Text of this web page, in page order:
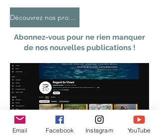
Découvrez nos productions sur Youtube
Abonnez-vous pour ne rien manquer
de nos nouvelles publications !
Email Facebook Instagram YouTube